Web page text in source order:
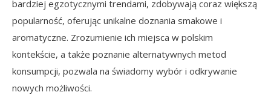
bardziej egzotycznymi trendami, zdobywają coraz większą
popularność, oferując unikalne doznania smakowe i
aromatyczne. Zrozumienie ich miejsca w polskim
kontekście, a także poznanie alternatywnych metod
konsumpcji, pozwala na świadomy wybór i odkrywanie
nowych możliwości.